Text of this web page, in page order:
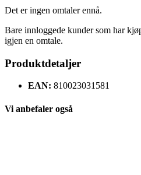
Det er ingen omtaler ennå.
Bare innloggede kunder som har
igjen en omtale.
Produktdetaljer
EAN: 810023031581
Vi anbefaler også